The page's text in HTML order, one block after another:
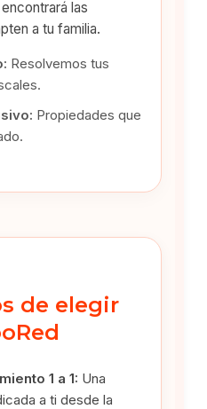
las
a tu familia.
Resolvemos tus
Propiedades que
de elegir
1 a 1: Una
a ti desde la